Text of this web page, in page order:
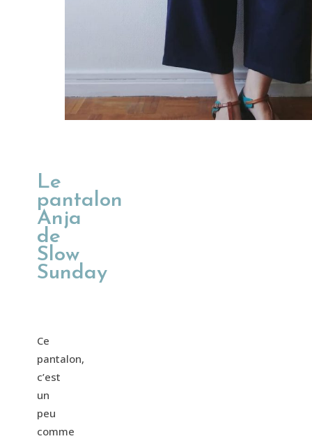
Le
pantalon
Anja
de
Slow
Sunday
Ce
pantalon,
c’est
un
peu
comme